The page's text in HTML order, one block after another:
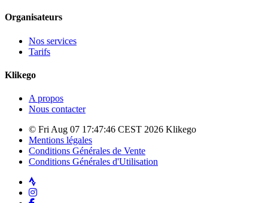
Organisateurs
Nos services
Tarifs
Klikego
A propos
Nous contacter
© Fri Aug 07 17:47:46 CEST 2026 Klikego
Mentions légales
Conditions Générales de Vente
Conditions Générales d'Utilisation
Strava
Instagram